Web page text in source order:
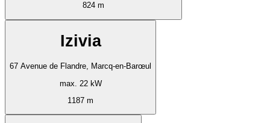
824 m
Izivia
67 Avenue de Flandre, Marcq-en-Barœul
max. 22 kW
1187 m